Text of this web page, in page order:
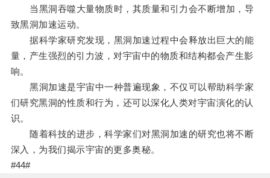
当黑洞吞噬大量物质时，其质量和引力会不断增加，导
致黑洞加速运动。
据科学家研究发现，黑洞加速过程中会释放出巨大的能
量，产生强烈的引力波，对宇宙中的物质和结构都会产生影
响。
黑洞加速是宇宙中一种普遍现象，不仅可以帮助科学家
们研究黑洞的性质和行为，还可以深化人类对宇宙演化的认
识。
随着科技的进步，科学家们对黑洞加速的研究也将不断
深入，为我们揭示宇宙的更多奥秘。
#44#